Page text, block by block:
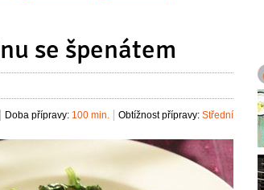
se špenátem
Obtížnost přípravy: Střední
Doba přípravy: 100 min.